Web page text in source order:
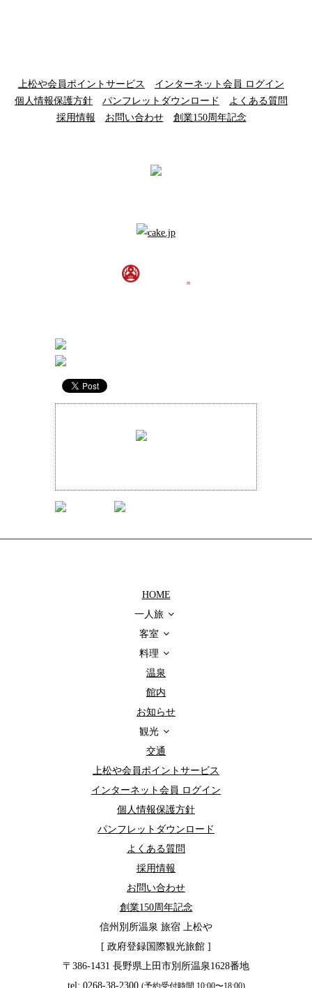
上松や会員ポイントサービス
インターネット会員 ログイン
個人情報保護方針
パンフレットダウンロード
よくある質問
採用情報
お問い合わせ 創業150周年記念
HOME
一人旅
客室
料理
温泉
館内
お知らせ
観光
交通
上松や会員ポイントサービス
インターネット会員 ログイン
個人情報保護方針
パンフレットダウンロード
よくある質問
採用情報
お問い合わせ
創業150周年記念
信州別所温泉 旅宿 上松や
[ 政府登録国際観光旅館 ]
〒386-1431 長野県上田市別所温泉1628番地
tel: 0268-38-2300